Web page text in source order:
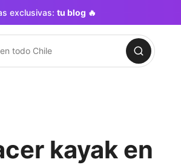
exclusivas: tu blog 🔥
kayak en